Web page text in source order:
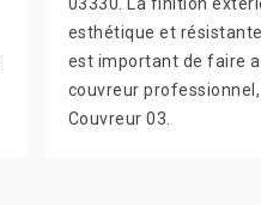
esthétique et résistante
est important de faire
couvreur professionnel,
Couvreur 03.